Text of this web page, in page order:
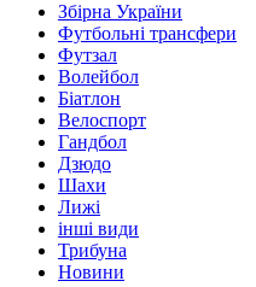
Збірна України
Футбольні трансфери
Футзал
Волейбол
Біатлон
Велоспорт
Гандбол
Дзюдо
Шахи
Лижі
інші види
Трибуна
Новини